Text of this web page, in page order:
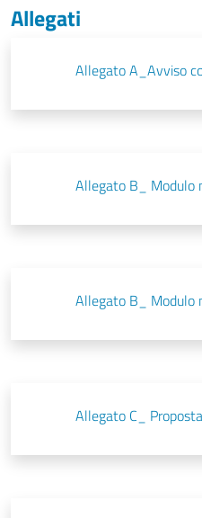
Allegati
Allegato A_Avviso
Allegato B_ Modulo
Allegato B_ Modulo
Allegato C_